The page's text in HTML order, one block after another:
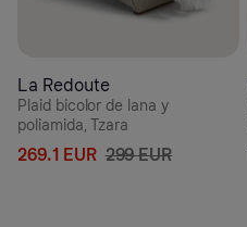
La Redoute
Plaid bicolor de lana y
poliamida, Tzara
269.1 EUR 299 EUR